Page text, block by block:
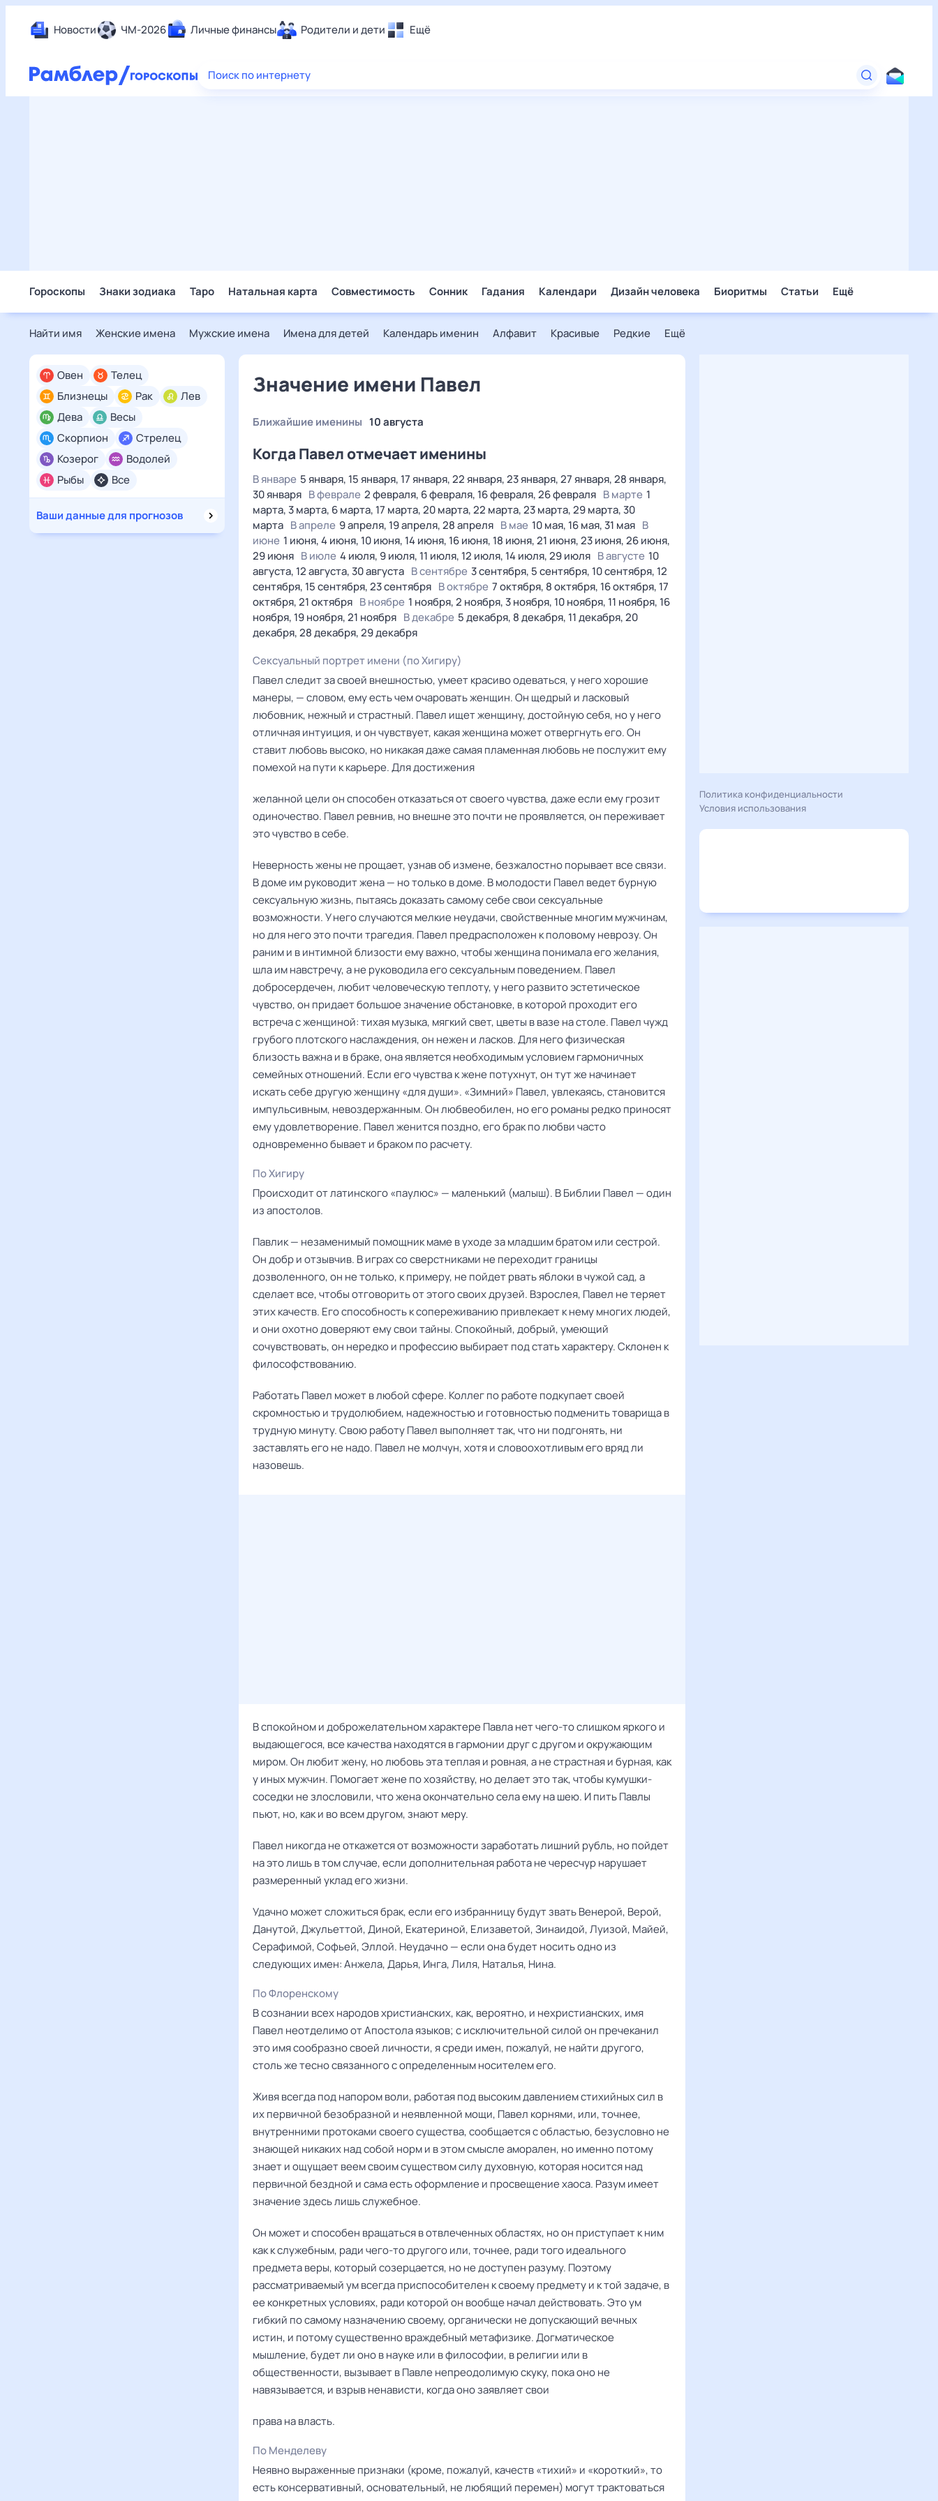
Новости ЧМ-2026 Личные финансы Родители и дети Ещё
Еда
Поиск по интернету
Гороскопы Знаки зодиака Таро Натальная карта Совместимость Сонник Гадания Календари Дизайн человека Биоритмы Статьи Ещё
Найти имя Женские имена Мужские имена Имена для детей Календарь именин Алфавит Красивые Редкие Ещё
Все
Овен
Телец
Близнецы
Рак
Лев
Дева
Весы
Скорпион
Стрелец
Козерог
Водолей
Рыбы
Ваши данные для прогнозов
Значение имени Павел
Ближайшие именины 10 августа
Когда Павел отмечает именины
В январе 5 января, 15 января, 17 января, 22 января, 23 января, 27 января, 28 января,
30 января В феврале 2 февраля, 6 февраля, 16 февраля, 26 февраля В марте 1
марта, 3 марта, 6 марта, 17 марта, 20 марта, 22 марта, 23 марта, 29 марта, 30
марта В апреле 9 апреля, 19 апреля, 28 апреля В мае 10 мая, 16 мая, 31 мая В
июне 1 июня, 4 июня, 10 июня, 14 июня, 16 июня, 18 июня, 21 июня, 23 июня, 26 июня,
29 июня В июле 4 июля, 9 июля, 11 июля, 12 июля, 14 июля, 29 июля В августе 10
августа, 12 августа, 30 августа В сентябре 3 сентября, 5 сентября, 10 сентября, 12
сентября, 15 сентября, 23 сентября В октябре 7 октября, 8 октября, 16 октября, 17
октября, 21 октября В ноябре 1 ноября, 2 ноября, 3 ноября, 10 ноября, 11 ноября, 16
ноября, 19 ноября, 21 ноября В декабре 5 декабря, 8 декабря, 11 декабря, 20
декабря, 28 декабря, 29 декабря
Сексуальный портрет имени (по Хигиру)
Павел следит за своей внешностью, умеет красиво одеваться, у него хорошие
манеры, — словом, ему есть чем очаровать женщин. Он щедрый и ласковый
любовник, нежный и страстный. Павел ищет женщину, достойную себя, но у него
отличная интуиция, и он чувствует, какая женщина может отвергнуть его. Он
ставит любовь высоко, но никакая даже самая пламенная любовь не послужит ему
помехой на пути к карьере. Для достижения
желанной цели он способен отказаться от своего чувства, даже если ему грозит
одиночество. Павел ревнив, но внешне это почти не проявляется, он переживает
это чувство в себе.
Неверность жены не прощает, узнав об измене, безжалостно порывает все связи.
В доме им руководит жена — но только в доме. В молодости Павел ведет бурную
сексуальную жизнь, пытаясь доказать самому себе свои сексуальные
возможности. У него случаются мелкие неудачи, свойственные многим мужчинам,
но для него это почти трагедия. Павел предрасположен к половому неврозу. Он
раним и в интимной близости ему важно, чтобы женщина понимала его желания,
шла им навстречу, а не руководила его сексуальным поведением. Павел
добросердечен, любит человеческую теплоту, у него развито эстетическое
чувство, он придает большое значение обстановке, в которой проходит его
встреча с женщиной: тихая музыка, мягкий свет, цветы в вазе на столе. Павел чужд
грубого плотского наслаждения, он нежен и ласков. Для него физическая
близость важна и в браке, она является необходимым условием гармоничных
семейных отношений. Если его чувства к жене потухнут, он тут же начинает
искать себе другую женщину «для души». «Зимний» Павел, увлекаясь, становится
импульсивным, невоздержанным. Он любвеобилен, но его романы редко приносят
ему удовлетворение. Павел женится поздно, его брак по любви часто
одновременно бывает и браком по расчету.
По Хигиру
Происходит от латинского «паулюс» — маленький (малыш). В Библии Павел — один
из апостолов.
Павлик — незаменимый помощник маме в уходе за младшим братом или сестрой.
Он добр и отзывчив. В играх со сверстниками не переходит границы
дозволенного, он не только, к примеру, не пойдет рвать яблоки в чужой сад, а
сделает все, чтобы отговорить от этого своих друзей. Взрослея, Павел не теряет
этих качеств. Его способность к сопереживанию привлекает к нему многих людей,
и они охотно доверяют ему свои тайны. Спокойный, добрый, умеющий
сочувствовать, он нередко и профессию выбирает под стать характеру. Склонен к
философствованию.
Работать Павел может в любой сфере. Коллег по работе подкупает своей
скромностью и трудолюбием, надежностью и готовностью подменить товарища в
трудную минуту. Свою работу Павел выполняет так, что ни подгонять, ни
заставлять его не надо. Павел не молчун, хотя и словоохотливым его вряд ли
назовешь.
В спокойном и доброжелательном характере Павла нет чего-то слишком яркого и
выдающегося, все качества находятся в гармонии друг с другом и окружающим
миром. Он любит жену, но любовь эта теплая и ровная, а не страстная и бурная, как
у иных мужчин. Помогает жене по хозяйству, но делает это так, чтобы кумушки-
соседки не злословили, что жена окончательно села ему на шею. И пить Павлы
пьют, но, как и во всем другом, знают меру.
Павел никогда не откажется от возможности заработать лишний рубль, но пойдет
на это лишь в том случае, если дополнительная работа не чересчур нарушает
размеренный уклад его жизни.
Удачно может сложиться брак, если его избранницу будут звать Венерой, Верой,
Данутой, Джульеттой, Диной, Екатериной, Елизаветой, Зинаидой, Луизой, Майей,
Серафимой, Софьей, Эллой. Неудачно — если она будет носить одно из
следующих имен: Анжела, Дарья, Инга, Лиля, Наталья, Нина.
По Флоренскому
В сознании всех народов христианских, как, вероятно, и нехристианских, имя
Павел неотделимо от Апостола языков; с исключительной силой он пречеканил
это имя сообразно своей личности, я среди имен, пожалуй, не найти другого,
столь же тесно связанного с определенным носителем его.
Живя всегда под напором воли, работая под высоким давлением стихийных сил в
их первичной безобразной и неявленной мощи, Павел корнями, или, точнее,
внутренними протоками своего существа, сообщается с областью, безусловно не
знающей никаких над собой норм и в этом смысле аморален, но именно потому
знает и ощущает веем своим существом силу духовную, которая носится над
первичной бездной и сама есть оформление и просвещение хаоса. Разум имеет
значение здесь лишь служебное.
Он может и способен вращаться в отвлеченных областях, но он приступает к ним
как к служебным, ради чего-то другого или, точнее, ради того идеального
предмета веры, который созерцается, но не доступен разуму. Поэтому
рассматриваемый ум всегда приспособителен к своему предмету и к той задаче, в
ее конкретных условиях, ради которой он вообще начал действовать. Это ум
гибкий по самому назначению своему, органически не допускающий вечных
истин, и потому существенно враждебный метафизике. Догматическое
мышление, будет ли оно в науке или в философии, в религии или в
общественности, вызывает в Павле непреодолимую скуку, пока оно не
навязывается, и взрыв ненависти, когда оно заявляет свои
права на власть.
По Менделеву
Неявно выраженные признаки (кроме, пожалуй, качеств «тихий» и «короткий», то
есть консервативный, основательный, не любящий перемен) могут трактоваться
Политика конфиденциальности
Условия использования